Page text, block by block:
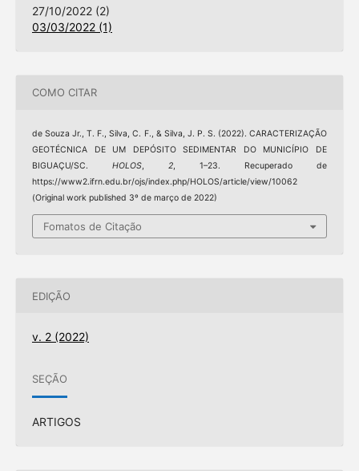
27/10/2022 (2)
03/03/2022 (1)
COMO CITAR
de Souza Jr., T. F., Silva, C. F., & Silva, J. P. S. (2022). CARACTERIZAÇÃO
GEOTÉCNICA DE UM DEPÓSITO SEDIMENTAR DO MUNICÍPIO DE
BIGUAÇU/SC. HOLOS,2, 1–23. Recuperado de
https://www2.ifrn.edu.br/ojs/index.php/HOLOS/article/view/10062
(Original work published 3º de março de 2022)
Fomatos de Citação
EDIÇÃO
v. 2 (2022)
SEÇÃO
ARTIGOS